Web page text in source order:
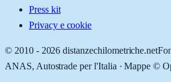
Press kit
Privacy e cookie
© 2010 - 2026 distanzechilometriche.net
ANAS, Autostrade per l'Italia · Mappe ©